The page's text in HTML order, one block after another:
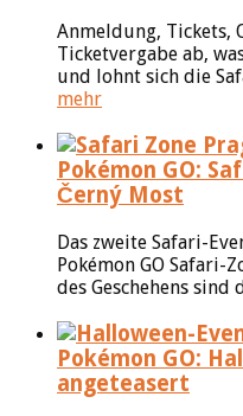
Anmeldung, Tickets,
Ticketvergabe ab,
und lohnt sich die
mehr
Pokémon GO:
Černý Most
Das zweite Safari-
Pokémon GO Safari-
des Geschehens sind
Pokémon GO:
angeteasert